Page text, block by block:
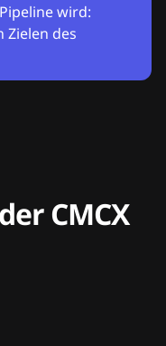
wird:
Zielen des
CMCX